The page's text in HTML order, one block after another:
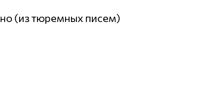
Оно (из тюремных писем)